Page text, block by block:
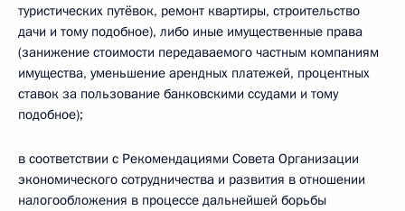
туристических путёвок, ремонт квартиры, строительство
дачи и тому подобное), либо иные имущественные права
(занижение стоимости передаваемого частным компаниям
имущества, уменьшение арендных платежей, процентных
ставок за пользование банковскими ссудами и тому
подобное);
в соответствии с Рекомендациями Совета Организации
экономического сотрудничества и развития в отношении
налогообложения в процессе дальнейшей борьбы